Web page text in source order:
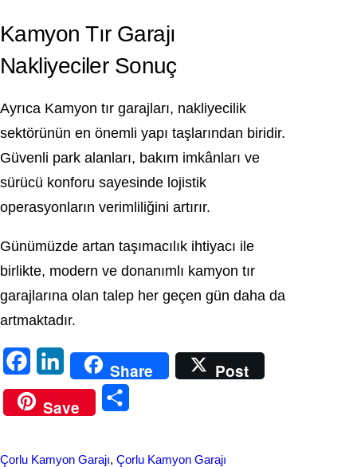
Kamyon Tır Garajı
Nakliyeciler Sonuç
Ayrıca Kamyon tır garajları, nakliyecilik
sektörünün en önemli yapı taşlarından biridir.
Güvenli park alanları, bakım imkânları ve
sürücü konforu sayesinde lojistik
operasyonların verimliliğini artırır.
Günümüzde artan taşımacılık ihtiyacı ile
birlikte, modern ve donanımlı kamyon tır
garajlarına olan talep her geçen gün daha da
artmaktadır.
a
c
i
n
Share
Post
Save
Çorlu Kamyon Garajı, Çorlu Kamyon Garajı